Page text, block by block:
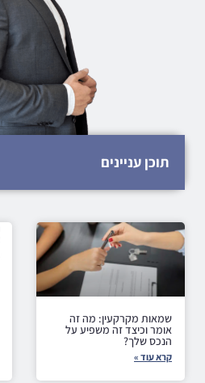
תוכן עניינים
שמאות מקרקעין: מה זה
אומר וכיצד זה משפיע על
הנכס שלך?
קרא עוד »